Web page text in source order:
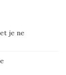
je ne